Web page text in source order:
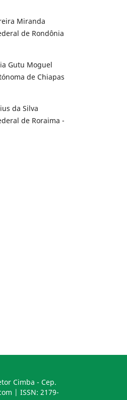
Miranda
de Rondônia
Gutu Moguel
de Chiapas
da Silva
de Roraima -
Cimba - Cep.
| ISSN: 2179-